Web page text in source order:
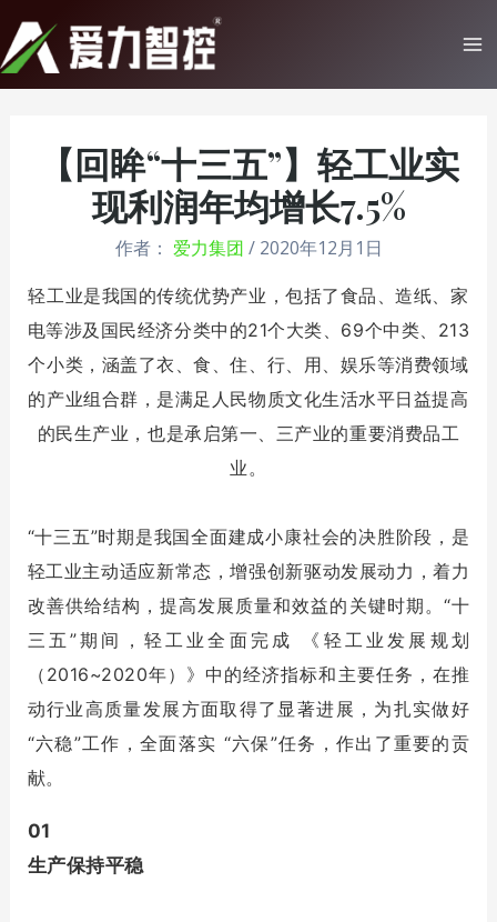
至
内
【回眸“十三五”】轻工业实
现利润年均增长7.5%
作者： 爱力集团 / 2020年12月1日
轻工业是我国的传统优势产业，包括了食品、造纸、家
电等涉及国民经济分类中 的21个大类、69个中类、213
个小类，涵盖了衣、食、住、行、用、娱乐等消费领域
的产业组合群，是满足人民物质文化生活水平日益提高
的民生产业，也是承启第一、三产业的重要消费品工
业。
“十三五”时期是我国全面建成小康社会的决胜阶段，是
轻工业主动适应新常态，增强创新驱动发展动力，着力
改善供给结构，提高发展质量和效益的关键时期。“十
三五”期间，轻工业全面完成 《轻工业发展规划
（2016~2020年）》中的经济指标和主要任务，在推
动行业高质量发展方面取得了显著进展，为扎实做好
“六稳”工作，全面落实 “六保”任务，作出了重要的贡
献。
01
生产保持平稳